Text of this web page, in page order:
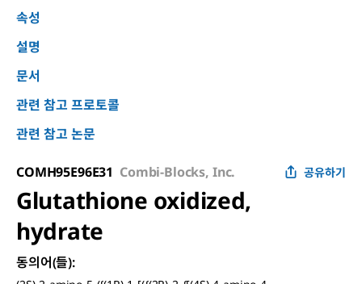
속성
설명
문서
관련 참고 프로토콜
관련 참고 논문
COMH95E96E31 Combi-Blocks, Inc. 공유하기
Glutathione oxidized,
hydrate
동의어(들):